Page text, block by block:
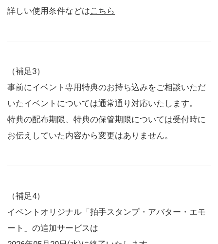
詳しい使用条件などはこちら
（補足3）
事前にイベント専用特典のお持ち込みをご相談いただ
いたイベントについては通常通り対応いたします。
特典の配布期限、特典の保管期限については受付時に
お伝えしていた内容から変更はありません。
（補足4）
イベントオリジナル「拍手スタンプ・アバター・エモ
ート」の追加サービスは